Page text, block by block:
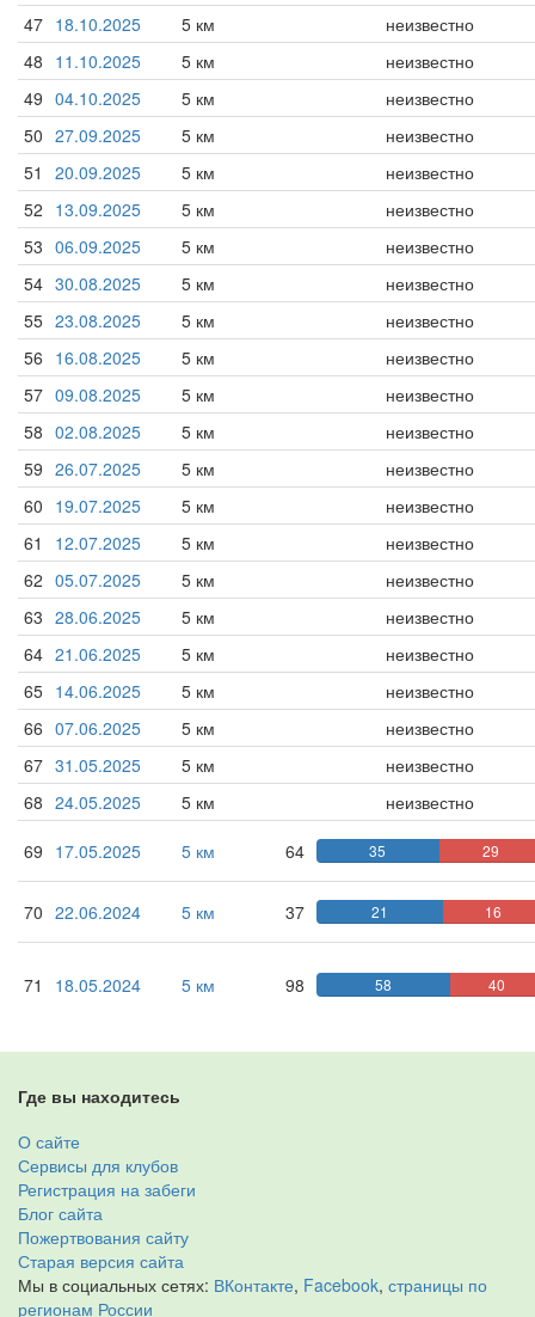
47 18.10.2025 5 км
неизвестно
48 11.10.2025 5 км
неизвестно
49 04.10.2025 5 км
неизвестно
50 27.09.2025 5 км
неизвестно
51
20.09.2025 5 км
неизвестно
52 13.09.2025 5 км
неизвестно
53 06.09.2025 5 км
неизвестно
54 30.08.2025 5 км
неизвестно
55 23.08.2025 5 км
неизвестно
56 16.08.2025 5 км
неизвестно
57 09.08.2025 5 км
неизвестно
58 02.08.2025 5 км
неизвестно
59 26.07.2025 5 км
неизвестно
60 19.07.2025 5 км
неизвестно
61
12.07.2025 5 км
неизвестно
62 05.07.2025 5 км
неизвестно
63 28.06.2025 5 км
неизвестно
64 21.06.2025 5 км
неизвестно
65 14.06.2025 5 км
неизвестно
66 07.06.2025 5 км
неизвестно
67 31.05.2025 5 км
неизвестно
68 24.05.2025 5 км неизвестно
69 17.05.2025 5 км 64 35 29
70 22.06.2024 5 км 37 21 16
71 18.05.2024 5 км 98 58 40
Где вы находитесь
О сайте
Сервисы для клубов
Регистрация на забеги
Блог сайта
Пожертвования сайту
Старая версия сайта
Мы в социальных сетях: ВКонтакте, Facebook, страницы по
регионам России